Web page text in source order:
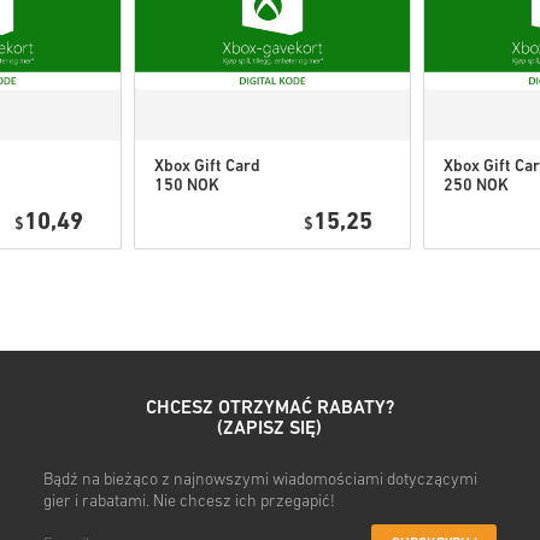
• Wpisz swój adres e-mail
• Wybierz preferowaną
$ 10,49
Xbox Gift Card
150 NOK
$ 15,25
Xbox Gift
250 NOK
CHCESZ OTRZYMAĆ RABATY?
(ZAPISZ SIĘ)
Bądź na bieżąco z najnowszymi wiadomościami dotyczącymi
gier i rabatami. Nie chcesz ich przegapić!